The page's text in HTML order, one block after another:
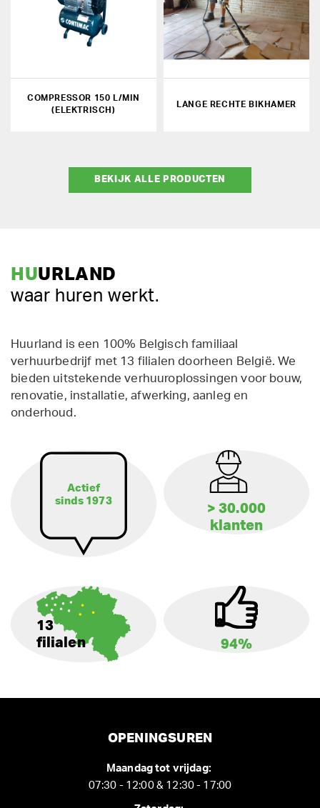
COMPRESSOR 150 L/MIN
(ELEKTRISCH)
LANGE RECHTE BIKHAMER
BEKIJK ALLE PRODUCTEN
HUURLAND
waar huren werkt.
Huurland is een 100% Belgisch familiaal
verhuurbedrijf met 13 filialen doorheen België. We
bieden uitstekende verhuuroplossingen voor bouw,
renovatie, installatie, afwerking, aanleg en
onderhoud.
Actief
sinds 1973
> 30.000
klanten
13
filialen
94%
OPENINGSUREN
Maandag tot vrijdag:
07:30 - 12:00 & 12:30 - 17:00